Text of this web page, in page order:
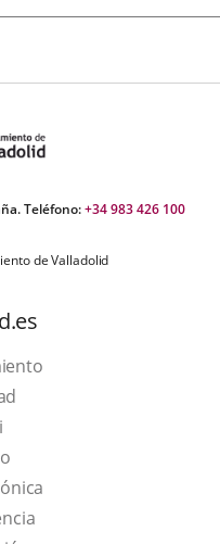
Teléfono:+34 983 426 100
de Valladolid
This
link
will